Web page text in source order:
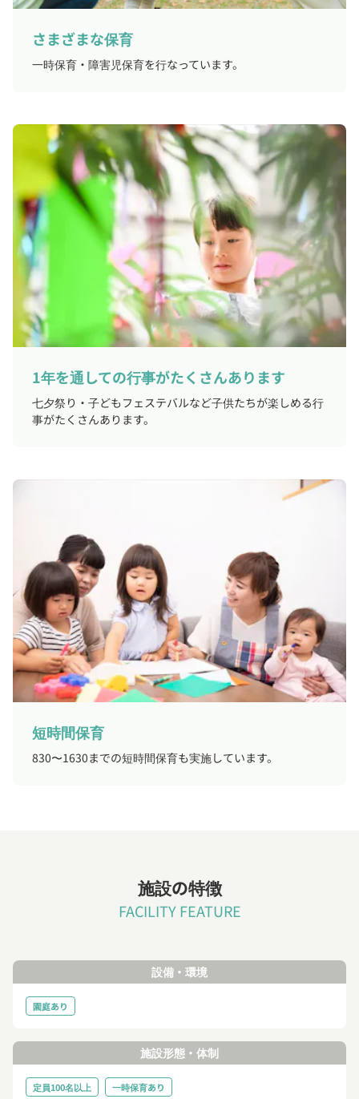
さまざまな保育
一時保育・障害児保育を行なっています。
1年を通しての行事がたくさんあります
七夕祭り・子どもフェステバルなど子供たちが楽しめる行
事がたくさんあります。
短時間保育
830〜1630までの短時間保育も実施しています。
施設の特徴
FACILITY FEATURE
設備・環境
園庭あり
施設形態・体制
定員100名以上 一時保育あり